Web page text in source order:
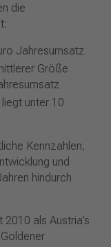
die
Jahresumsatz
Größe
unter 10
Kennzahlen,
und
hindurch
als Austria’s